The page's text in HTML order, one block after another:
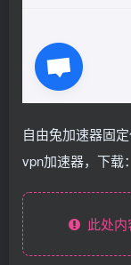
自由兔加速器固
vpn加速器，下载
此处内